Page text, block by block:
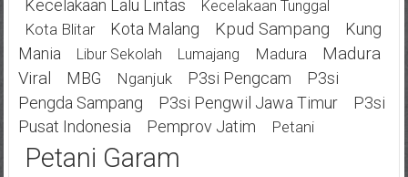
Kecelakaan Lalu Lintas Kecelakaan Tunggal
Kota Blitar Kota Malang Kpud Sampang
Kung
Mania
Libur Sekolah Lumajang Madura
Madura
Viral
MBG Nganjuk P3si Pengcam
P3si
Pengda Sampang
P3si Pengwil Jawa Timur
P3si
Pusat Indonesia
Pemprov Jatim Petani
Petani Garam